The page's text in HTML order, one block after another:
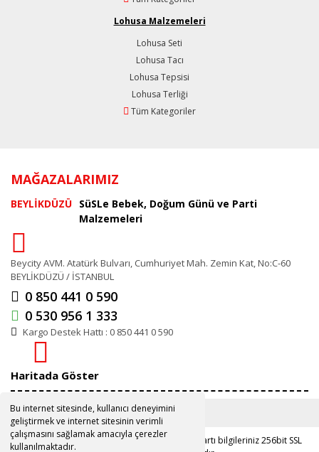
Bu internet sitesinde, kullanıcı deneyimini
geliştirmek ve internet sitesinin verimli
çalışmasını sağlamak amacıyla çerezler
kullanılmaktadır.
Lohusa Malzemeleri
Lohusa Seti
Lohusa Tacı
Lohusa Tepsisi
Lohusa Terliği
Tüm Kategoriler
MAĞAZALARIMIZ
BEYLİKDÜZÜ SüSLe Bebek, Doğum Günü ve Parti
Malzemeleri
Beycity AVM. Atatürk Bulvarı, Cumhuriyet Mah. Zemin Kat, No:C-60
BEYLİKDÜZÜ / İSTANBUL
0 850 441 0 590
0 530 956 1 333
Kargo Destek Hattı : 0 850 441 0 590
Haritada Göster
Copyright 2019 ©www.susle.com.tr
Kredi kartı bilgileriniz 256bit SSL